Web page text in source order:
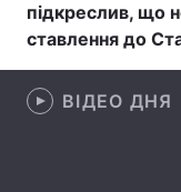
Техно і зв'язок
Зброя
підкреслив, що
ставлення до
ВІДЕО ДНЯ